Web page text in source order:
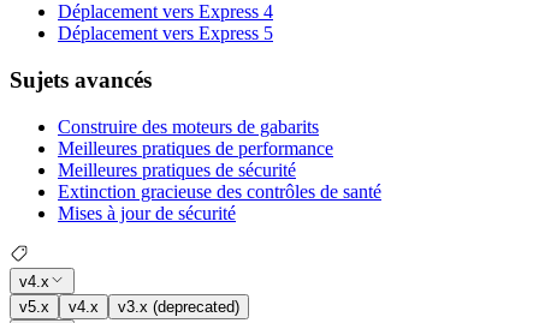
Déplacement vers Express 4
Déplacement vers Express 5
Sujets avancés
Construire des moteurs de gabarits
Meilleures pratiques de performance
Meilleures pratiques de sécurité
Extinction gracieuse des contrôles de santé
Mises à jour de sécurité
v4.x
v5.x
v4.x
v3.x (deprecated)